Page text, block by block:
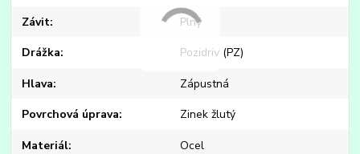
Závit Plný
Drážka Pozidriv (PZ)
Hlava Zápustná
Povrchová úprava Zinek žlutý
Materiál Ocel